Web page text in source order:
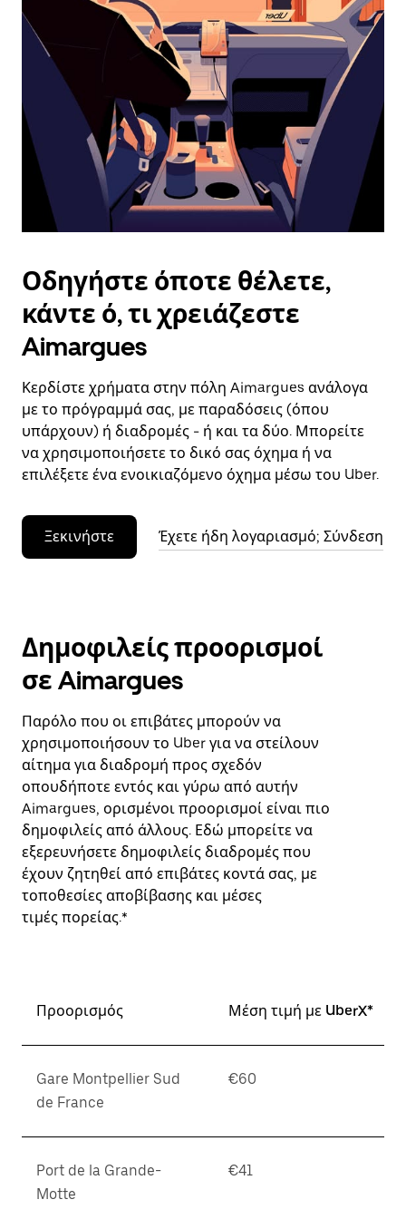
επιλέξετε
μια
ημερομηνία.
Πατήστε
πλήκτρο
escape
για
να
κλείσετε
ημερολόγιο.
Οδηγήστε όποτε θέλετε,
κάντε ό, τι χρειάζεστε
Aimargues
Κερδίστε χρήματα στην πόλη Aimargues ανάλογα
με το πρόγραμμά σας, με παραδόσεις (όπου
υπάρχουν) ή διαδρομές - ή και τα δύο. Μπορείτε
να χρησιμοποιήσετε το δικό σας όχημα ή να
επιλέξετε ένα ενοικιαζόμενο όχημα μέσω του Uber.
Ξεκινήστε Έχετε ήδη λογαριασμό; Σύνδεση
Δημοφιλείς προορισμοί
σε Aimargues
Παρόλο που οι επιβάτες μπορούν να
χρησιμοποιήσουν το Uber για να στείλουν
αίτημα για διαδρομή προς σχεδόν
οπουδήποτε εντός και γύρω από αυτήν
Aimargues, ορισμένοι προορισμοί είναι πιο
δημοφιλείς από άλλους. Εδώ μπορείτε να
εξερευνήσετε δημοφιλείς διαδρομές που
έχουν ζητηθεί από επιβάτες κοντά σας, με
τοποθεσίες αποβίβασης και μέσες
τιμές πορείας.*
Προορισμός Μέση τιμή με UberX*
Gare Montpellier Sud
de France
€60
Port de la Grande-
Motte
€41